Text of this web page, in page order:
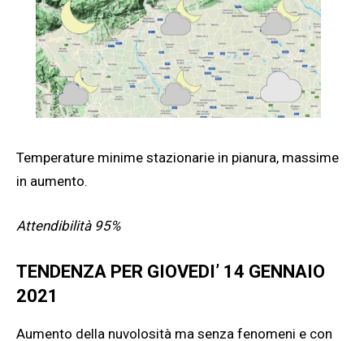
Temperature minime stazionarie in pianura, massime
in aumento.
Attendibilità 95%
TENDENZA PER GIOVEDI’ 14 GENNAIO
2021
Aumento della nuvolosità ma senza fenomeni e con